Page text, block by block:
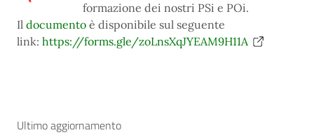
formazione dei nostri PSi e POi.
Il documento è disponibile sul seguente
link: https://forms.gle/zoLnsXqJYEAM9H11A
Ultimo aggiornamento